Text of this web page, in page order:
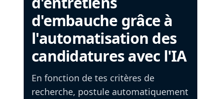
d'embauche grâce à
l'automatisation des
candidatures avec l'IA
En fonction de tes critères de
recherche, postule automatiquement